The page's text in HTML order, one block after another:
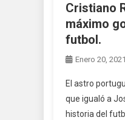
Cristiano
máximo
futbol.
Enero 20, 2021
El astro
que igualó a
historia del